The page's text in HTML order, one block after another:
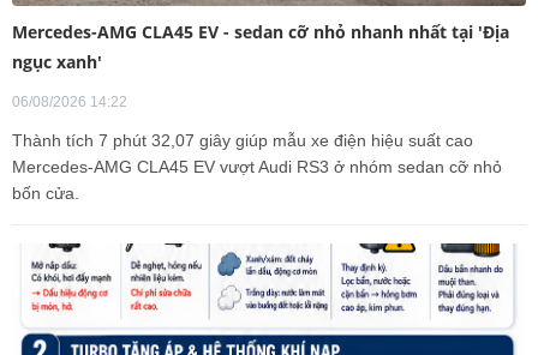
Mercedes-AMG CLA45 EV - sedan cỡ nhỏ nhanh nhất tại 'Địa
ngục xanh'
06/08/2026 14:22
Thành tích 7 phút 32,07 giây giúp mẫu xe điện hiệu suất cao
Mercedes-AMG CLA45 EV vượt Audi RS3 ở nhóm sedan cỡ nhỏ
bốn cửa.